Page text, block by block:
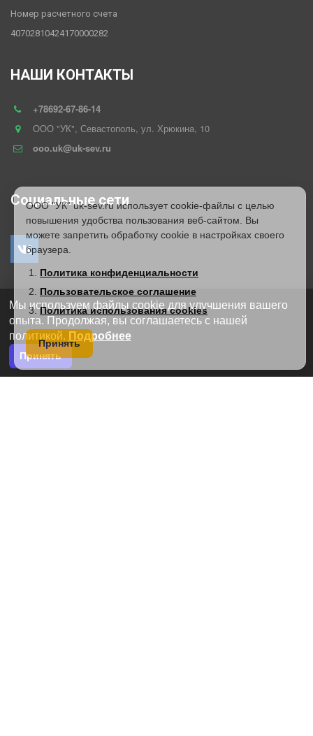
Мы используем файлы cookie для улучшения вашего
опыта. Продолжая, вы соглашаетесь с нашей
политикой. Подробнее
Принять
Номер расчетного счета
40702810424170000282
НАШИ КОНТАКТЫ
+78692-67-86-14
ООО "УК", Севастополь, ул. Хрюкина, 10
ooo.uk@uk-sev.ru
Социальные сети
Обратная связь
*
ООО "УК" uk-sev.ru использует cookie-файлы с целью
повышения удобства пользования веб-сайтом. Вы
можете запретить обработку cookie в настройках своего
браузера.
Политика конфиденциальности
Пользовательское соглашение
Политика использования cookies
Принять